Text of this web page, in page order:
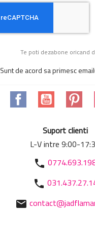
Te poti dezabone oricand
Sunt de acord sa primesc
Facebook YouTube
Suport clienti
L-V intre 9:00-
phone
phone
mail